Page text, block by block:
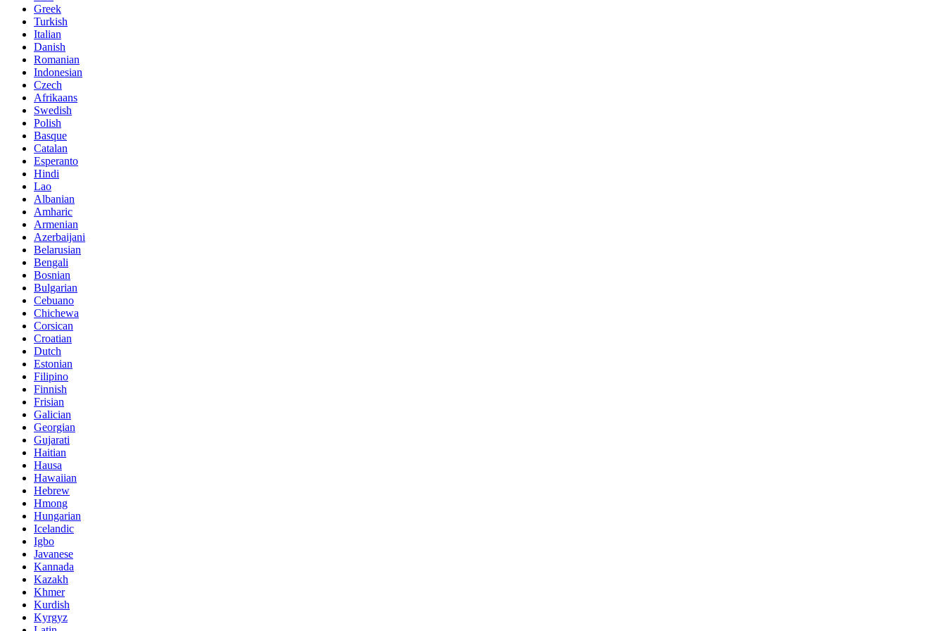
Greek
Turkish
Italian
Danish
Romanian
Indonesian
Czech
Afrikaans
Swedish
Polish
Basque
Catalan
Esperanto
Hindi
Lao
Albanian
Amharic
Armenian
Azerbaijani
Belarusian
Bengali
Bosnian
Bulgarian
Cebuano
Chichewa
Corsican
Croatian
Dutch
Estonian
Filipino
Finnish
Frisian
Galician
Georgian
Gujarati
Haitian
Hausa
Hawaiian
Hebrew
Hmong
Hungarian
Icelandic
Igbo
Javanese
Kannada
Kazakh
Khmer
Kurdish
Kyrgyz